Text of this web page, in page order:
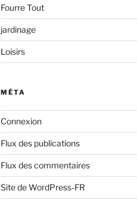
Fourre Tout
jardinage
Loisirs
MÉTA
Connexion
Flux des publications
Flux des commentaires
Site de WordPress-FR